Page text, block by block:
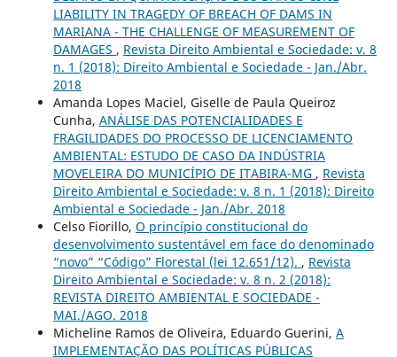
LIABILITY IN TRAGEDY OF BREACH OF DAMS IN
MARIANA - THE CHALLENGE OF MEASUREMENT OF
DAMAGES , Revista Direito Ambiental e Sociedade: v. 8
n. 1 (2018): Direito Ambiental e Sociedade - Jan./Abr.
2018
Amanda Lopes Maciel, Giselle de Paula Queiroz
Cunha, ANÁLISE DAS POTENCIALIDADES E
FRAGILIDADES DO PROCESSO DE LICENCIAMENTO
AMBIENTAL: ESTUDO DE CASO DA INDÚSTRIA
MOVELEIRA DO MUNICÍPIO DE ITABIRA-MG , Revista
Direito Ambiental e Sociedade: v. 8 n. 1 (2018): Direito
Ambiental e Sociedade - Jan./Abr. 2018
Celso Fiorillo, O princípio constitucional do
desenvolvimento sustentável em face do denominado
“novo” “Código” Florestal (lei 12.651/12). , Revista
Direito Ambiental e Sociedade: v. 8 n. 2 (2018):
REVISTA DIREITO AMBIENTAL E SOCIEDADE -
MAI./AGO. 2018
Micheline Ramos de Oliveira, Eduardo Guerini, A
IMPLEMENTAÇÃO DAS POLÍTICAS PÚBLICAS